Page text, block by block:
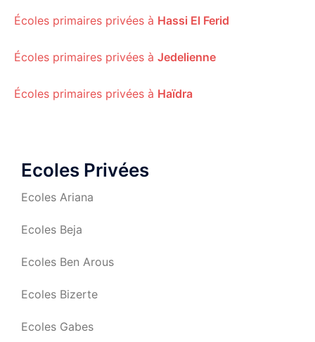
Écoles primaires privées à Hassi El Ferid
Écoles primaires privées à Jedelienne
Écoles primaires privées à Haïdra
Ecoles Privées
Ecoles Ariana
Ecoles Beja
Ecoles Ben Arous
Ecoles Bizerte
Ecoles Gabes